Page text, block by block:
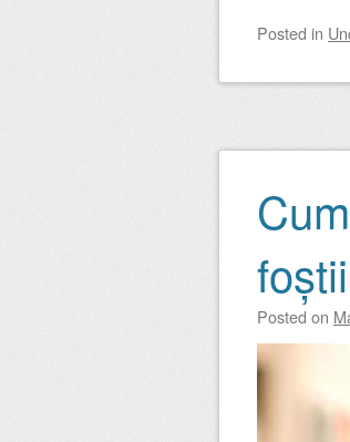
Posted in
Posted on